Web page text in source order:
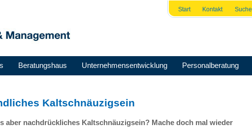
Start Kontakt Suche
Beratungshaus Unternehmensentwicklung Personalberatung
Kaltschnäuzigsein
aber nachdrückliches Kaltschnäuzigsein? Mache doch mal wieder